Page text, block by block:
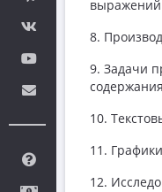
выражений
8.
9. Задачи
содержания
10.
11.
12.